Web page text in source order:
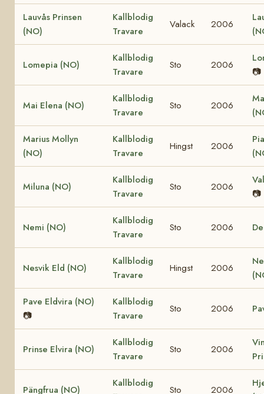
Lauvås Prinsen
(NO)
Kallblodig
Travare
Valack 2006
Lomepia (NO)
Kallblodig
Travare
Sto 2006
📷
Mai Elena (NO)
Kallblodig
Travare
Sto 2006
Marius Mollyn
(NO)
Kallblodig
Travare
Hingst 2006
Miluna (NO)
Kallblodig
Travare
Sto 2006
📷
Nemi (NO)
Kallblodig
Travare
Sto 2006
Nesvik Eld (NO)
Kallblodig
Travare
Hingst 2006
Pave Eldvira (NO)
📷
Kallblodig
Travare
Sto 2006
Prinse Elvira (NO)
Kallblodig
Travare
Sto 2006
Pängfrua (NO)
Kallblodig
Sto 2006